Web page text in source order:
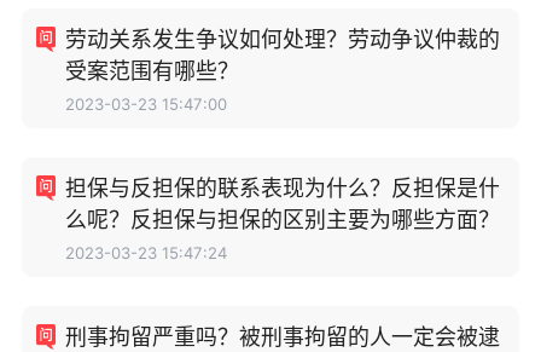
劳动关系发生争议如何处理？劳动争议仲裁的
受案范围有哪些？
2023-03-23 15:47:00
担保与反担保的联系表现为什么？反担保是什
么呢？反担保与担保的区别主要为哪些方面？
2023-03-23 15:47:24
刑事拘留严重吗？被刑事拘留的人一定会被逮